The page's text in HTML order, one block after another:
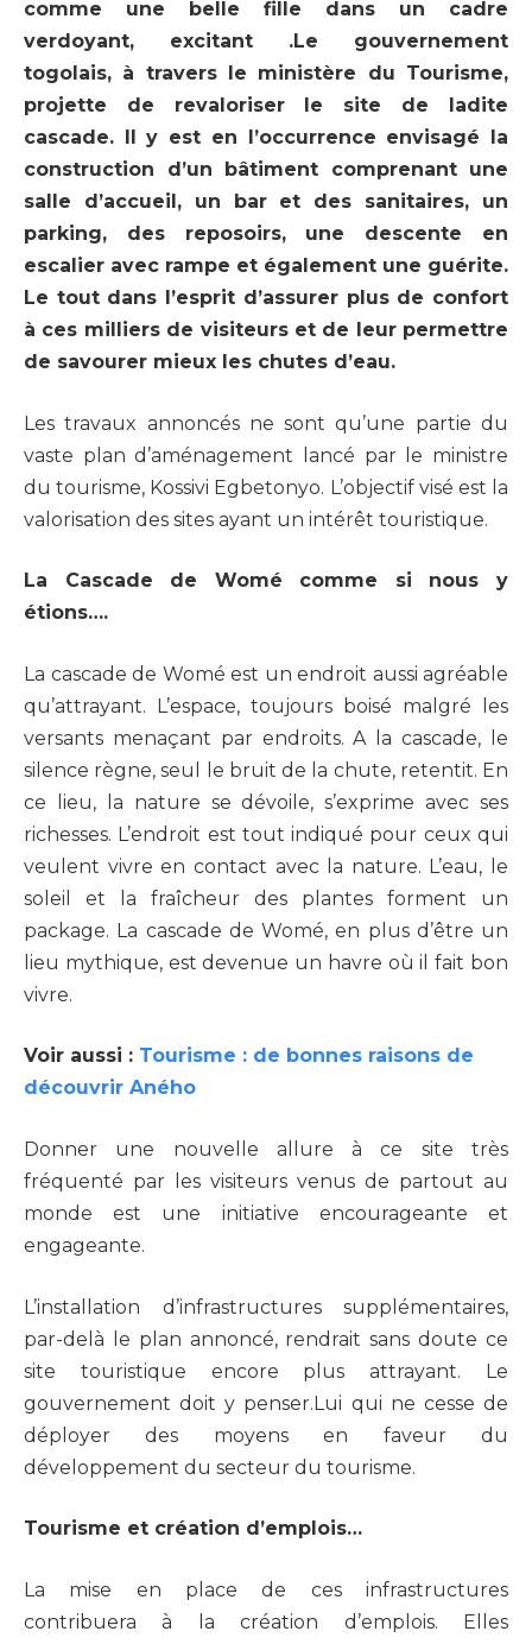
comme une belle fille dans un cadre
verdoyant, excitant .Le gouvernement
togolais, à travers le ministère du Tourisme,
projette de revaloriser le site de ladite
cascade. Il y est en l’occurrence envisagé la
construction d’un bâtiment comprenant une
salle d’accueil, un bar et des sanitaires, un
parking, des reposoirs, une descente en
escalier avec rampe et également une guérite.
Le tout dans l’esprit d’assurer plus de confort
à ces milliers de visiteurs et de leur permettre
de savourer mieux les chutes d’eau.
Les travaux annoncés ne sont qu’une partie du
vaste plan d’aménagement lancé par le ministre
du tourisme, Kossivi Egbetonyo. L’objectif visé est la
valorisation des sites ayant un intérêt touristique.
La Cascade de Womé comme si nous y
étions….
La cascade de Womé est un endroit aussi agréable
qu’attrayant. L’espace, toujours boisé malgré les
versants menaçant par endroits. A la cascade, le
silence règne, seul le bruit de la chute, retentit. En
ce lieu, la nature se dévoile, s’exprime avec ses
richesses. L’endroit est tout indiqué pour ceux qui
veulent vivre en contact avec la nature. L’eau, le
soleil et la fraîcheur des plantes forment un
package. La cascade de Womé, en plus d’être un
lieu mythique, est devenue un havre où il fait bon
vivre.
Voir aussi : Tourisme : de bonnes raisons de
découvrir Aného
Donner une nouvelle allure à ce site très
fréquenté par les visiteurs venus de partout au
monde est une initiative encourageante et
engageante.
L’installation d’infrastructures supplémentaires,
par-delà le plan annoncé, rendrait sans doute ce
site touristique encore plus attrayant. Le
gouvernement doit y penser.Lui qui ne cesse de
déployer des moyens en faveur du
développement du secteur du tourisme.
Tourisme et création d’emplois…
La mise en place de ces infrastructures
contribuera à la création d’emplois. Elles